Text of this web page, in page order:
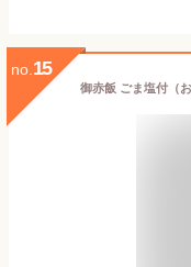
no. 15